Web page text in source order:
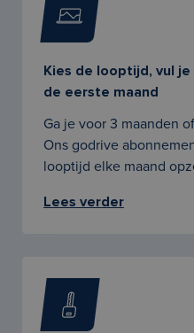
Kies de looptijd, vul
de eerste maand
Ga je voor 3 maanden
Ons godrive
looptijd elke maand
Lees verder